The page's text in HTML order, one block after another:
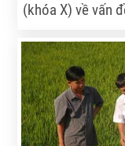
(khóa X) về vấn
trương, biện
tăng trưởng
giảm nghèo, cải
triển kết cấu hạ